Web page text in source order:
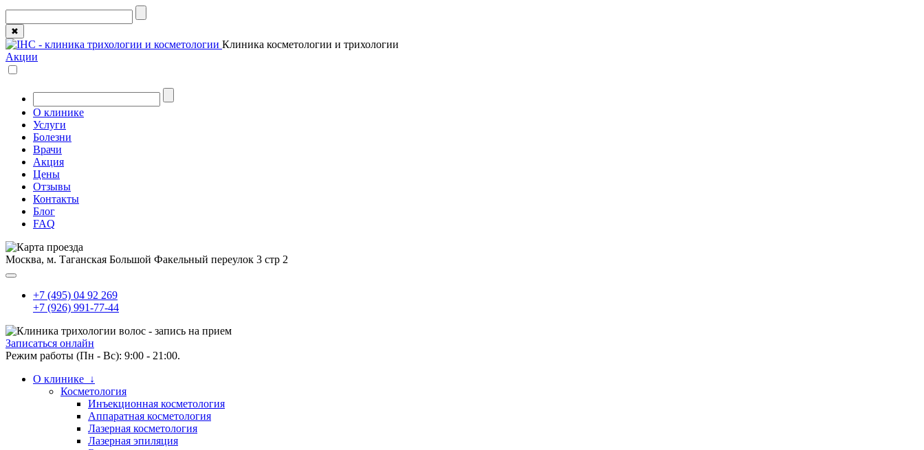
✖
Клиника косметологии и трихологии
Акции
О клинике
Услуги
Болезни
Врачи
Акция
Цены
Отзывы
Контакты
Блог
FAQ
Москва, м. Таганская Большой Факельный переулок 3 стр 2
+7 (495) 04 92 269
+7 (926) 991-77-44
Записаться онлайн
Режим работы (Пн - Вс): 9:00 - 21:00.
О клинике ↓
Косметология
Инъекционная косметология
Аппаратная косметология
Лазерная косметология
Лазерная эпиляция